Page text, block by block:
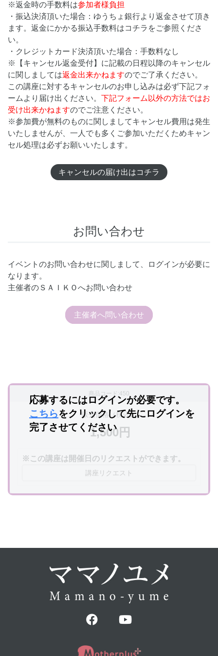
※返金時の手数料は参加者様負担
・振込決済頂いた場合：ゆうちょ銀行より返金させて頂き
ます。返金にかかる振込手数料はコチラをご参照くださ
い。
・クレジットカード決済頂いた場合：手数料なし
※【キャンセル返金受付】に記載の日程以降のキャンセル
に関しましては返金出来かねますのでご了承ください。
この講座に対するキャンセルのお申し込みは必ず下記フォ
ームより届け出ください。 下記フォーム以外の方法ではお
受け出来かねますのでご注意ください。
※参加費が無料のものに関しましてキャンセル費用は発生
いたしませんが、一人でも多くご参加いただくためキャン
セル処理は必ずお願いいたします。
キャンセルの届け出はコチラ
お問い合わせ
イベントのお問い合わせに関しまして、ログインが必要に
なります。
主催者のＳＡＩＫＯへお問い合わせ
主催者へ問い合わせ
商品コード:450
販売価格（税込）
1,500円
※この講座は開催日のリクエストができます。
講座リクエスト
応募するにはログインが必要です。
こちらをクリックして先にログインを
完了させてください